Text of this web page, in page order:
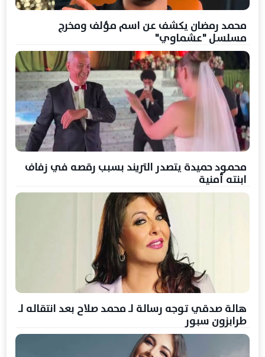
محمد رمضان يكشف عن اسم مؤلف ومخرج
مسلسل "عشماوي"
محمود حميدة يتصدر التريند بسبب رقصه في زفاف
ابنته أمنية
هالة صدقي توجه رسالة لـ محمد صلاح بعد انتقاله لـ
طرابزون سبور